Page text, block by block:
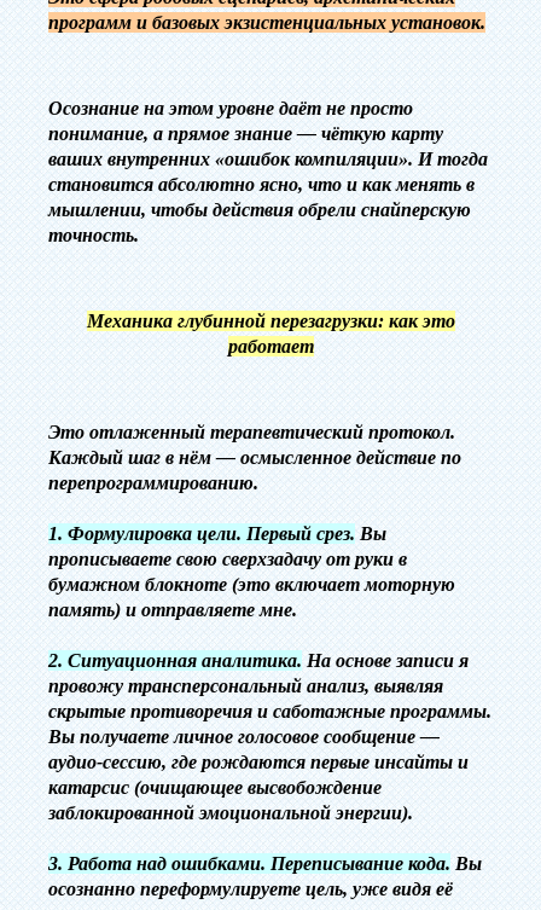
программ и базовых экзистенциальных установок.
Осознание на этом уровне даёт не просто
понимание, а прямое знание — чёткую карту
ваших внутренних «ошибок компиляции».И тогда
становится абсолютно ясно, что и как менять в
мышлении, чтобы действия обрели снайперскую
точность.
Механика глубинной перезагрузки: как это
работает
‎‎Это отлаженный терапевтический протокол.
Каждый шаг в нём — осмысленное действие по
перепрограммированию.
‎1. Формулировка цели. Первый срез.Вы
прописываете свою сверхзадачу от руки в
бумажном блокноте (это включает моторную
память) и отправляете мне.
‎2. Ситуационная аналитика.На основе записи я
провожу трансперсональный анализ, выявляя
скрытые противоречия и саботажные программы.
Вы получаете личное голосовое сообщение —
аудио-сессию, где рождаются первые инсайты и
катарсис (очищающее высвобождение
заблокированной эмоциональной энергии).
‎3. Работа над ошибками. Переписывание кода.Вы
осознанно переформулируете цель, уже видя её